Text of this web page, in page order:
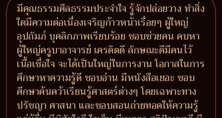
มีคุณธรรมศีลธรรมประจำใจ รู้จักปล่อยวาง ทำสิ่ง
ใดมีความต่อเนื่องเจริญก้าวหน้าเรื่อยๆ ผู้ใหญ่
อุปถัมภ์ บุคลิกภาพเรียบร้อย ชอบช่วยคน คบหา
ผู้ใหญ่ครูบาอาจารย์ เครดิตดี ลักษณะดีมีคนไว้
เนื้อเชื่อใจ จะได้เป็นใหญ่ในการงาน โอกาสในการ
ศึกษาหาความรู้ดี ชอบอ่าน มีหนังสือเยอะ ชอบ
ศึกษาค้นคว้าเรียนรู้ศาสตร์ต่างๆ โดยเฉพาะทาง
ปรัชญา ศาสนา และชอบสอนถ่ายทอดให้ความรู้